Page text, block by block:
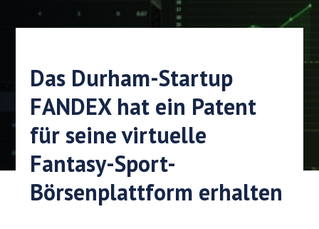
Das Durham-Startup
FANDEX hat ein Patent
für seine virtuelle
Fantasy-Sport-
Börsenplattform erhalten